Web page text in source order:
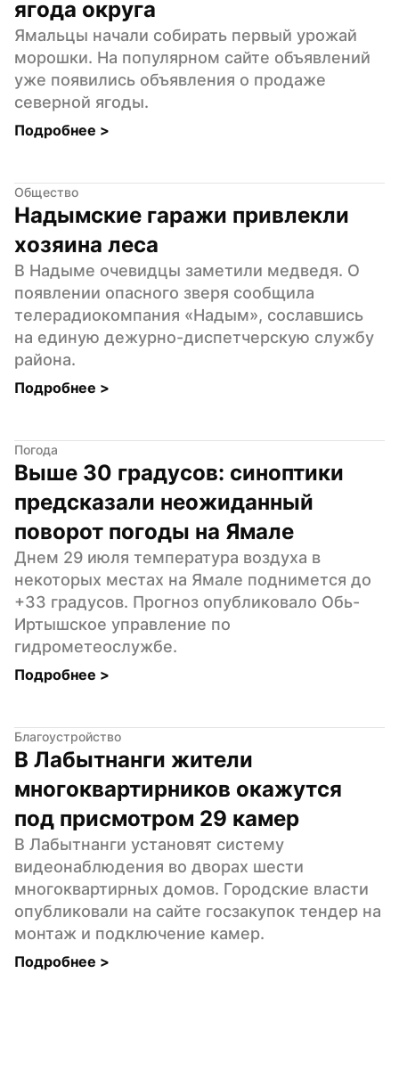
ягода округа
Ямальцы начали собирать первый урожай
морошки. На популярном сайте объявлений
уже появились объявления о продаже
северной ягоды.
Подробнее >
Общество
Надымские гаражи привлекли
хозяина леса
В Надыме очевидцы заметили медведя. О
появлении опасного зверя сообщила
телерадиокомпания «Надым», сославшись
на единую дежурно-диспетчерскую службу
района.
Подробнее >
Погода
Выше 30 градусов: синоптики
предсказали неожиданный
поворот погоды на Ямале
Днем 29 июля температура воздуха в
некоторых местах на Ямале поднимется до
+33 градусов. Прогноз опубликовало Обь-
Иртышское управление по
гидрометеослужбе.
Подробнее >
Благоустройство
В Лабытнанги жители
многоквартирников окажутся
под присмотром 29 камер
В Лабытнанги установят систему
видеонаблюдения во дворах шести
многоквартирных домов. Городские власти
опубликовали на сайте госзакупок тендер на
монтаж и подключение камер.
Подробнее >